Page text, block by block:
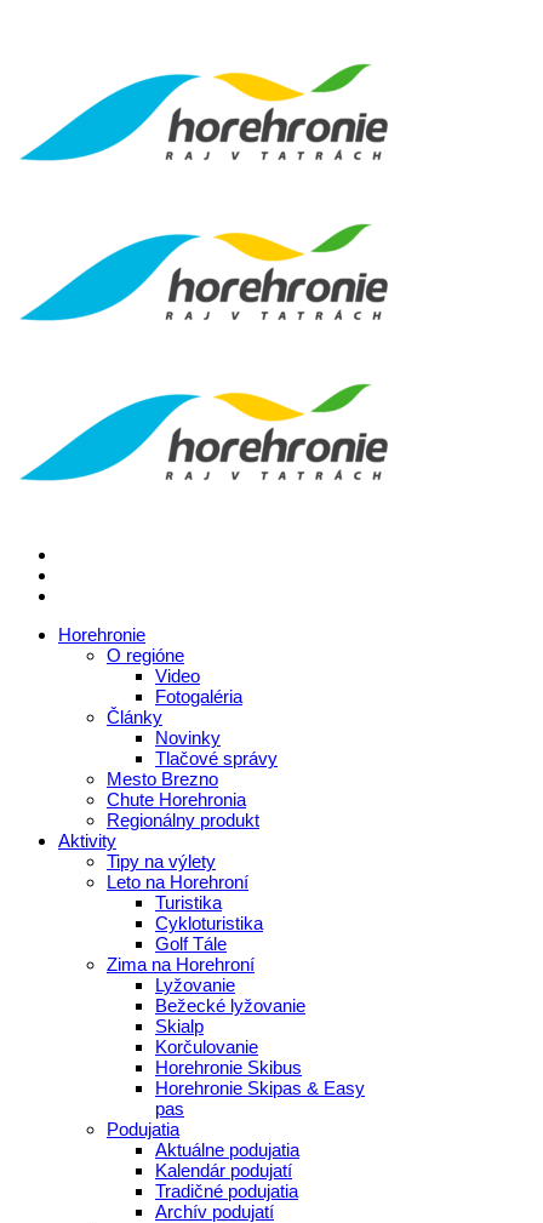
Horehronie
O regióne
Video
Fotogaléria
Články
Novinky
Tlačové správy
Mesto Brezno
Chute Horehronia
Regionálny produkt
Aktivity
Tipy na výlety
Leto na Horehroní
Turistika
Cykloturistika
Golf Tále
Zima na Horehroní
Lyžovanie
Bežecké lyžovanie
Skialp
Korčulovanie
Horehronie Skibus
Horehronie Skipas & Easy
pas
Podujatia
Aktuálne podujatia
Kalendár podujatí
Tradičné podujatia
Archív podujatí